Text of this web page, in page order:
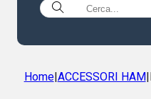
Home| ACCESSORI HAM